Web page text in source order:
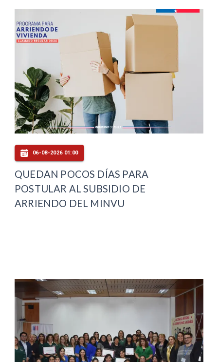
06-08-2026 01:00
QUEDAN POCOS DÍAS PARA
POSTULAR AL SUBSIDIO DE
ARRIENDO DEL MINVU